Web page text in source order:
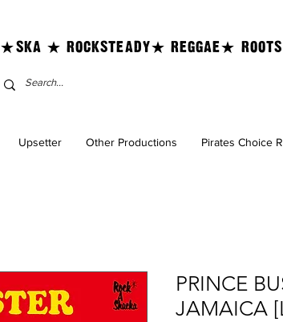
★SKA ★ ROCKSTEADY★ REGGAE★
Upsetter Other Productions Pirates Choice
PRINCE
JAMAICA